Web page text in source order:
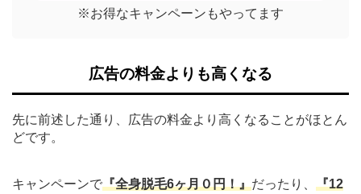
※お得なキャンペーンもやってます
広告の料金よりも高くなる
先に前述した通り、広告の料金より高くなることがほとん
どです。
キャンペーンで『全身脱毛6ヶ月０円！』だったり、 『12